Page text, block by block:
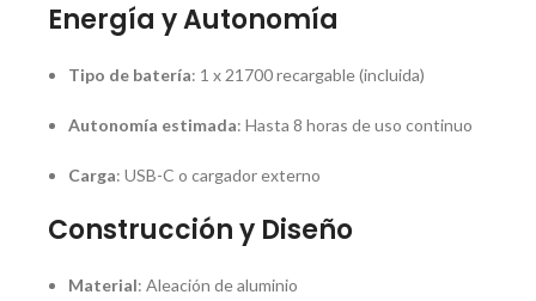
Energía y Autonomía
Tipo de batería: 1 x 21700 recargable (incluida)
Autonomía estimada: Hasta 8 horas de uso continuo
Carga: USB-C o cargador externo
Construcción y Diseño
Material: Aleación de aluminio